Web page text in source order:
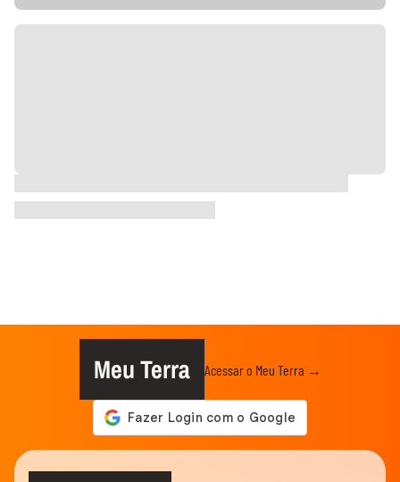
Meu Terra Acessar o Meu Terra →